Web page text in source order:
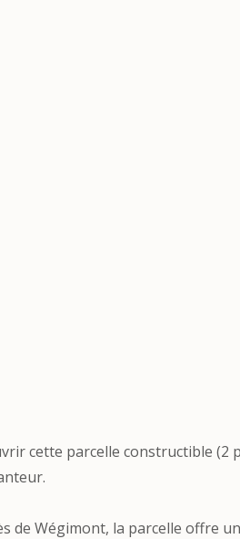
cette parcelle constructible (2
de Wégimont, la parcelle